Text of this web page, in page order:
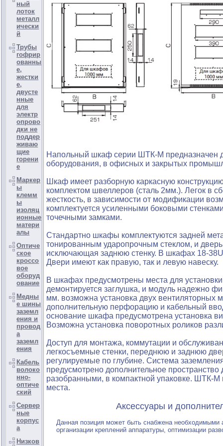
ный
лоток
металл
ически
й
Трубы
гофрир
ованны
е,
жестки
е,
двусте
нные
для
электр
опрово
дки не
поддер
живаю
щие
горени
е
Маркер
ы
клемм
ы
изоляц
ионные
матери
алы
Оптиче
ское
кроссо
вое
оборуд
ование
Медны
е шины
заземл
ения и
провод
а
заземл
ения
Кабель
волоко
нно-
оптиче
ский
Сервер
ные
корпус
а
Низков
Напольный шкаф серии ШТК-М предназначен
оборудования, в офисных и закрытых
Шкаф имеет разборную каркасную
комплектом швеллеров (сталь 2мм.). Легок в
жесткость, в зависимости от модификации
комплектуется усиленными боковыми
точечными замками.
Стандартно шкафы комплектуются задней
тонированным ударопрочным стеклом, и
исключающая заднюю стенку. В шкафах 18-
Двери имеют как правую, так и левую навеску.
В шкафах предусмотрены места для
демонтируется заглушка, и модуль надежно
мм. возможна установка двух
дополнительную перфорацию и кабельный
основание шкафа предусмотрена установка
Возможна установка поворотных роликов
Доступ для монтажа, коммутации и
легкосъемные стенки, переднюю и заднюю
регулируемые по глубине. Система
предусмотрено дополнительное
разобранными, в компактной упаковке. ШТК-
места.
Аксессуары и
Данная позиция может быть снабжена
организации креплений аппаратуры, оптимизации